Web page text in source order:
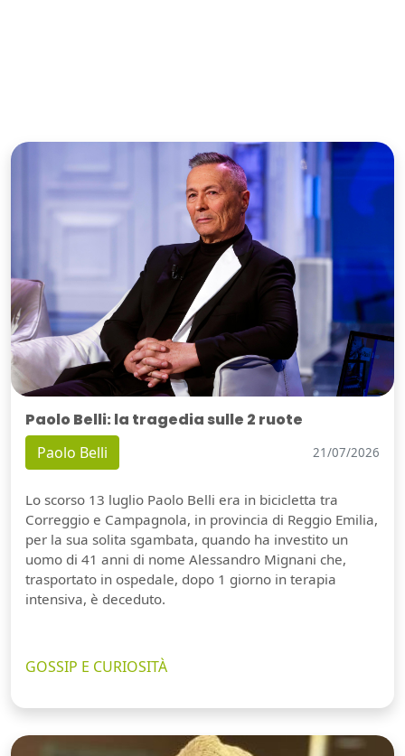
Paolo Belli: la tragedia sulle 2 ruote
Paolo Belli 21/07/2026
Lo scorso 13 luglio Paolo Belli era in bicicletta tra
Correggio e Campagnola, in provincia di Reggio Emilia,
per la sua solita sgambata, quando ha investito un
uomo di 41 anni di nome Alessandro Mignani che,
trasportato in ospedale, dopo 1 giorno in terapia
intensiva, è deceduto.
GOSSIP E CURIOSITÀ